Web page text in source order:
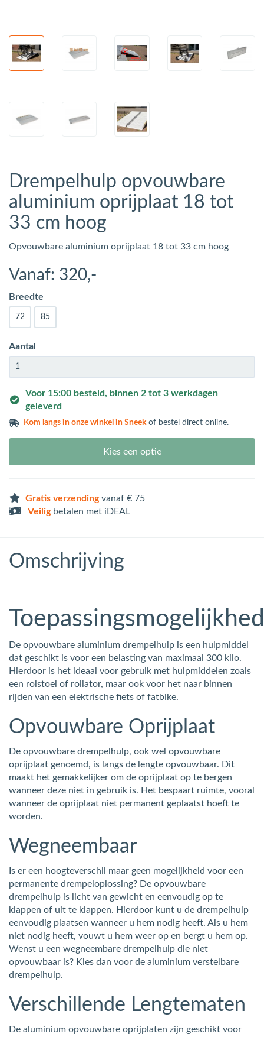
Drempelhulp opvouwbare
aluminium oprijplaat 18 tot
33 cm hoog
Opvouwbare aluminium oprijplaat 18 tot 33 cm hoog
Vanaf: 320,-
Breedte
72 85
Aantal
Voor 15:00 besteld, binnen 2 tot 3 werkdagen
geleverd
Kom langs inonze winkel in Sneekof bestel direct online.
Kies een optie
Gratis verzendingvanaf € 75
Veiligbetalen met iDEAL
Omschrijving
De opvouwbare aluminium drempelhulp is een hulpmiddel
dat geschikt is voor een belasting van maximaal 300 kilo.
Hierdoor is het ideaal voor gebruik met hulpmiddelen zoals
een rolstoel of rollator, maar ook voor het naar binnen
rijden van een elektrische fiets of fatbike.
Opvouwbare Oprijplaat
De opvouwbare drempelhulp, ook wel opvouwbare
oprijplaat genoemd, is langs de lengte opvouwbaar. Dit
maakt het gemakkelijker om de oprijplaat op te bergen
wanneer deze niet in gebruik is. Het bespaart ruimte, vooral
wanneer de oprijplaat niet permanent geplaatst hoeft te
worden.
Wegneembaar
Is er een hoogteverschil maar geen mogelijkheid voor een
permanente drempeloplossing? De opvouwbare
drempelhulp is licht van gewicht en eenvoudig op te
klappen of uit te klappen. Hierdoor kunt u de drempelhulp
eenvoudig plaatsen wanneer u hem nodig heeft. Als u hem
niet nodig heeft, vouwt u hem weer op en bergt u hem op.
Wenst u een wegneembare drempelhulp die niet
opvouwbaar is? Kies dan voor de aluminium verstelbare
drempelhulp.
Verschillende Lengtematen
De aluminium opvouwbare oprijplaten zijn geschikt voor